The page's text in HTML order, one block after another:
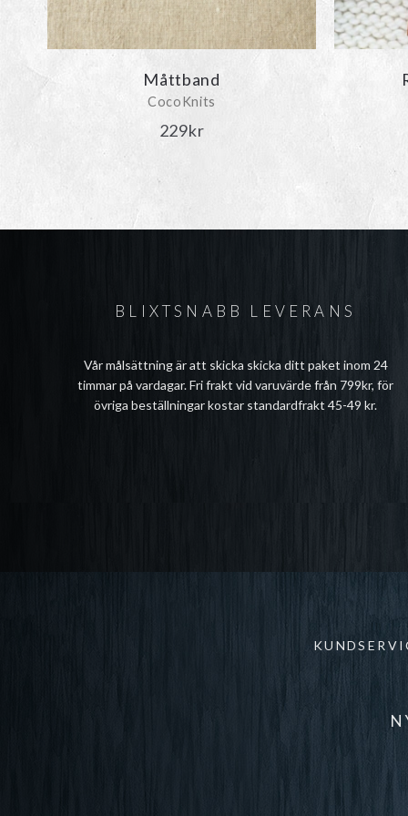
Måttband
CocoKnits
229kr
BLIXTSNABB LEVERANS
Vår målsättning är att skicka skicka ditt paket inom 24
timmar på vardagar. Fri frakt vid varuvärde från 799kr, för
övriga beställningar kostar standardfrakt 45-49 kr.